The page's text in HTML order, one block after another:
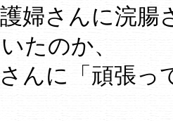
婦さんに浣腸
たのか、
んに「頑張っ